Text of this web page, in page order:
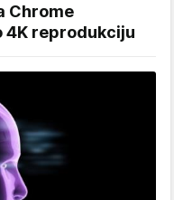
Chrome
4K reprodukciju